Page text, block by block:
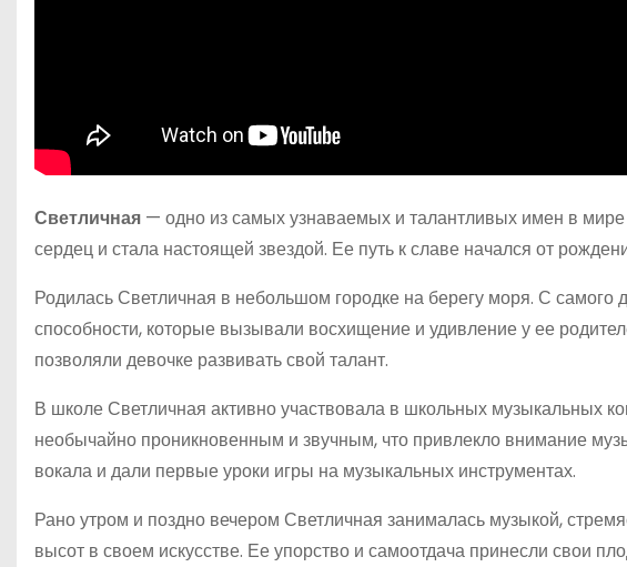
Светличная — одно из самых узнаваемых и талантливых имен в
сердец и стала настоящей звездой. Ее путь к славе начался от
Родилась Светличная в небольшом городке на берегу моря. С
способности, которые вызывали восхищение и удивление у ее
позволяли девочке развивать свой талант.
В школе Светличная активно участвовала в школьных музыкальных
необычайно проникновенным и звучным, что привлекло внимание
вокала и дали первые уроки игры на музыкальных инструментах.
Рано утром и поздно вечером Светличная занималась музыкой,
высот в своем искусстве. Ее упорство и самоотдача принесли свои